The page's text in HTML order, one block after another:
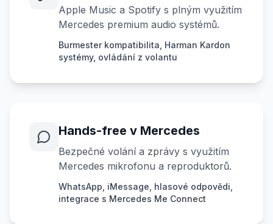
Apple Music a Spotify s plným využitím
Mercedes premium audio systémů.
Burmester kompatibilita, Harman Kardon
systémy, ovládání z volantu
Hands-free v Mercedes
Bezpečné volání a zprávy s využitím
Mercedes mikrofonu a reproduktorů.
WhatsApp, iMessage, hlasové odpovědi,
integrace s Mercedes Me Connect